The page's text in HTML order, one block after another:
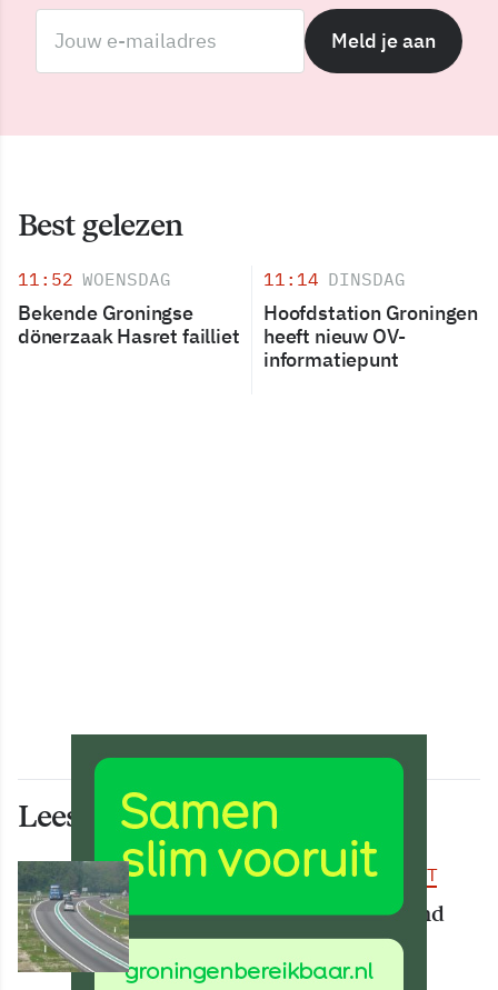
Meld je aan
Best gelezen
11:52 WOENSDAG
Bekende Groningse
dönerzaak Hasret failliet
11:14 DINSDAG
Hoofdstation Groningen
heeft nieuw OV-
informatiepunt
Lees ook deze artikelen
BEREIKBAARHEID & MOBILITEIT
Deel van N34 meer dan maand
afgesloten vanwege
werkzaamheden